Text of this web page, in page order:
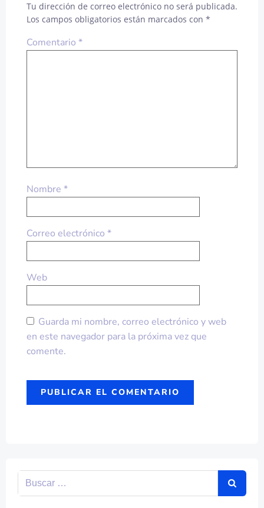
Tu dirección de correo electrónico no será publicada.
Los campos obligatorios están marcados con *
Comentario *
Nombre *
Correo electrónico *
Web
Guarda mi nombre, correo electrónico y web
en este navegador para la próxima vez que
comente.